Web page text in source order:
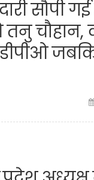
सौपी
तनु
डीपीओ जबकि